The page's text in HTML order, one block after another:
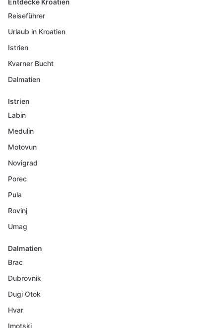
Entdecke Kroatien
Reiseführer
Urlaub in Kroatien
Istrien
Kvarner Bucht
Dalmatien
Istrien
Labin
Medulin
Motovun
Novigrad
Porec
Pula
Rovinj
Umag
Dalmatien
Brac
Dubrovnik
Dugi Otok
Hvar
Imotski